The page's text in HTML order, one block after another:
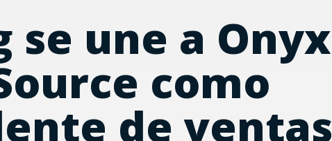
se une a Onyx
como
de ventas